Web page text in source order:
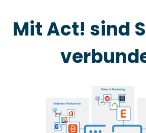
Mit Act! sind